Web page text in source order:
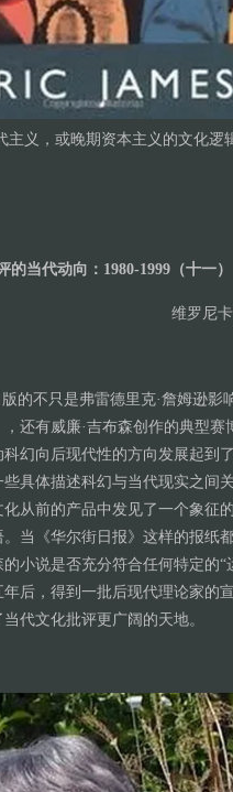
主义，或晚期资本主义的文化逻
的当代动向：1980-1999（十一）
维罗尼
的不只是弗雷德里克·詹姆逊影
还有威廉·吉布森创作的典型赛
幻向后现代性的方向发展起到
具体描述科幻与当代现实之间
从前的产品中发见了一个象征
当《华尔街日报》这样的报纸
小说是否充分符合任何特定的“
后，得到一批后现代理论家的
代文化批评更广阔的天地。